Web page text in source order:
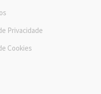
Privacidade
Cookies